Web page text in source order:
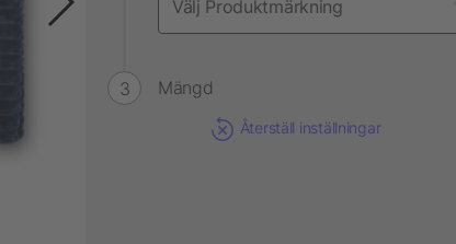
Mängd
Återställ inställningar